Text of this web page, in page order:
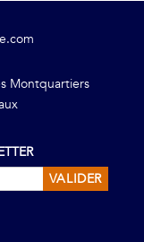
Montquartiers
VALIDER